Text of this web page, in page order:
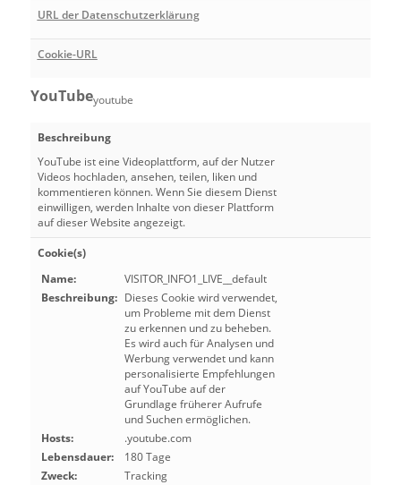
URL der Datenschutzerklärung
Cookie-URL
YouTubeyoutube
Beschreibung
YouTube ist eine Videoplattform, auf der Nutzer
Videos hochladen, ansehen, teilen, liken und
kommentieren können. Wenn Sie diesem Dienst
einwilligen, werden Inhalte von dieser Plattform
auf dieser Website angezeigt.
Cookie(s)
Name:
VISITOR_INFO1_LIVE__default
Beschreibung: Dieses Cookie wird verwendet,
um Probleme mit dem Dienst
zu erkennen und zu beheben.
Es wird auch für Analysen und
Werbung verwendet und kann
personalisierte Empfehlungen
auf YouTube auf der
Grundlage früherer Aufrufe
und Suchen ermöglichen.
Hosts:
.youtube.com
Lebensdauer:
180 Tage
Zweck:
Tracking